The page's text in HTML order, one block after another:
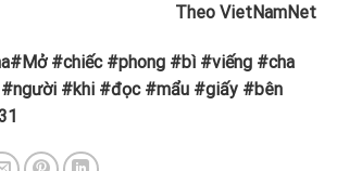
Theo VietNamNet
#chiếc #phong #bì #viếng #cha
#khi #đọc #mẩu #giấy #bên